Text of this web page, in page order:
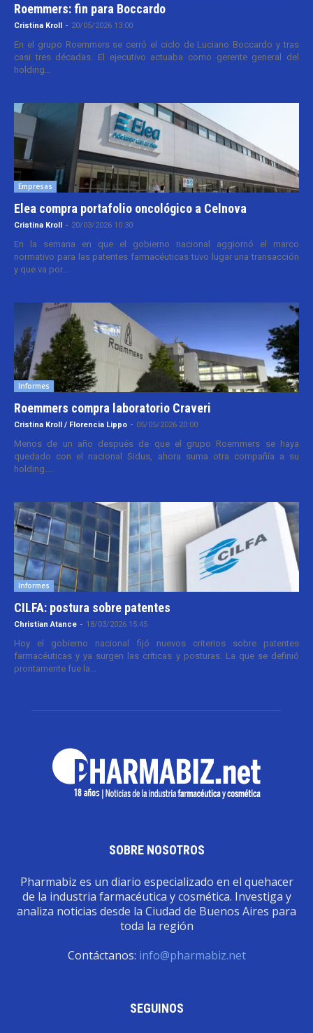
Roemmers: fin para Boccardo
Cristina Kroll - 20/05/2026 13:00
En el grupo Roemmers se cerró el ciclo de Luciano Boccardo y tras
casi tres décadas. El ejecutivo actuaba como gerente general del
holding...
Empresas
Elea compra portafolio oncológico a Celnova
Cristina Kroll - 20/03/2026 10:30
En la semana en que el gobierno nacional aggiornó el marco
normativo para las patentes farmacéuticas tuvo lugar una transacción
y que va por...
Informes
Roemmers compra laboratorio Craveri
Cristina Kroll / Florencia Lippo - 05/05/2026 20:00
Menos de un año después de que el grupo Roemmers se haya
quedado con el nacional Sidus, ahora suma otra compañía a su
holding....
Informes
CILFA: postura sobre patentes
Christian Atance - 18/03/2026 15:45
Hoy el gobierno nacional fijó nuevos criterios sobre patentes
farmacéuticas y ya surgen las críticas y posturas. La que se definió
prontamente fue la...
SOBRE NOSOTROS
Pharmabiz es un diario especializado en el quehacer
de la industria farmacéutica y cosmética. Investiga y
analiza noticias desde la Ciudad de Buenos Aires para
toda la región
Contáctanos: info@pharmabiz.net
SEGUINOS